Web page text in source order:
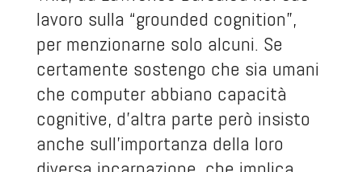
lavoro sulla “grounded cognition”,
per menzionarne solo alcuni. Se
certamente sostengo che sia umani
che computer abbiano capacità
cognitive, d’altra parte però insisto
anche sull’importanza della loro